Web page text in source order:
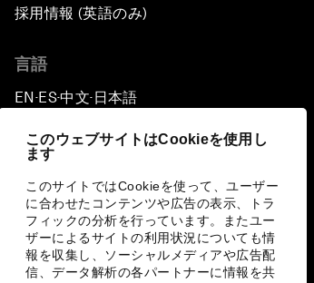
このウェブサイトはCookieを使用し
ます
このサイトではCookieを使って、ユーザー
に合わせたコンテンツや広告の表示、トラ
フィックの分析を行っています。またユー
ザーによるサイトの利用状況についても情
報を収集し、ソーシャルメディアや広告配
信、データ解析の各パートナーに情報を共
採用情報 (英語のみ)
言語
EN ▪ ES▪中文▪ 日本語